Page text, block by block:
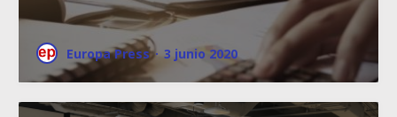
Europa Press · 3 junio 2020